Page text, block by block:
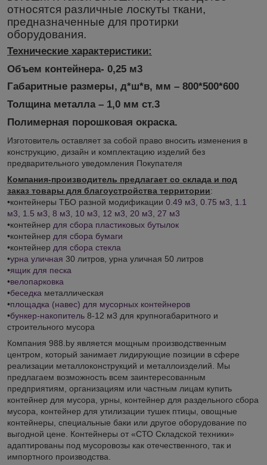
относятся различные лоскуты ткани,
предназначенные для протирки
оборудования.
Технические характеристики:
Объем контейнера- 0,25 м3
Габаритные размеры, д*ш*в, мм – 800*500*600
Толщина металла – 1,0 мм ст.3
Полимерная порошковая окраска.
Изготовитель оставляет за собой право вносить изменения в
конструкцию, дизайн и комплектацию изделий без
предварительного уведомления Покупателя
Компания-производитель предлагает со склада и под
заказ товары для благоустройства территории:
•контейнеры ТБО разной модификации 0.49 м3, 0.75 м3, 1.1
м3, 1.5 м3 8 м3, 10 м3, 12 м3, 20 м3, 27 м3
•контейнер для сбора пластиковых бутылок
•контейнер для сбора бумаги
•контейнер для сбора стекла
•урна уличная 30 литров, урна уличная 50 литров
•ящик для песка
•велопарковка
•беседка металлическая
•площадка (навес) для мусорных контейнеров
•бункер-накопитель 8-12 м3 для крупногабаритного и
строительного мусора
Компания 988.by является мощным производственным
центром, который занимает лидирующие позиции в сфере
реализации металлоконструкций и металлоизделий. Мы
предлагаем возможность всем заинтересованным
предприятиям, организациям или частным лицам купить
контейнер для мусора, урны, контейнер для раздельного сбора
мусора, контейнер для утилизации тушек птицы, овощные
контейнеры, специальные баки или другое оборудование по
выгодной цене. Контейнеры от «СТО Складской техники»
адаптированы под мусоровозы как отечественного, так и
импортного производства.